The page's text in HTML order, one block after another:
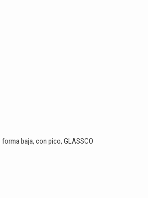
baja, con pico, GLASSCO